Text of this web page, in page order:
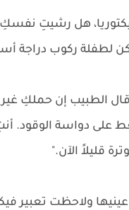
هل رشيتِ
لطفلة ركوب دراجة
الطبيب إن حملكِ
على دواسة الوقود.
قليلاً الآن."
ولاحظت تعبير